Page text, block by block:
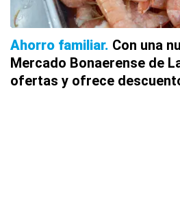
Ahorro familiar Con una
Mercado Bonaerense de
ofertas y ofrece